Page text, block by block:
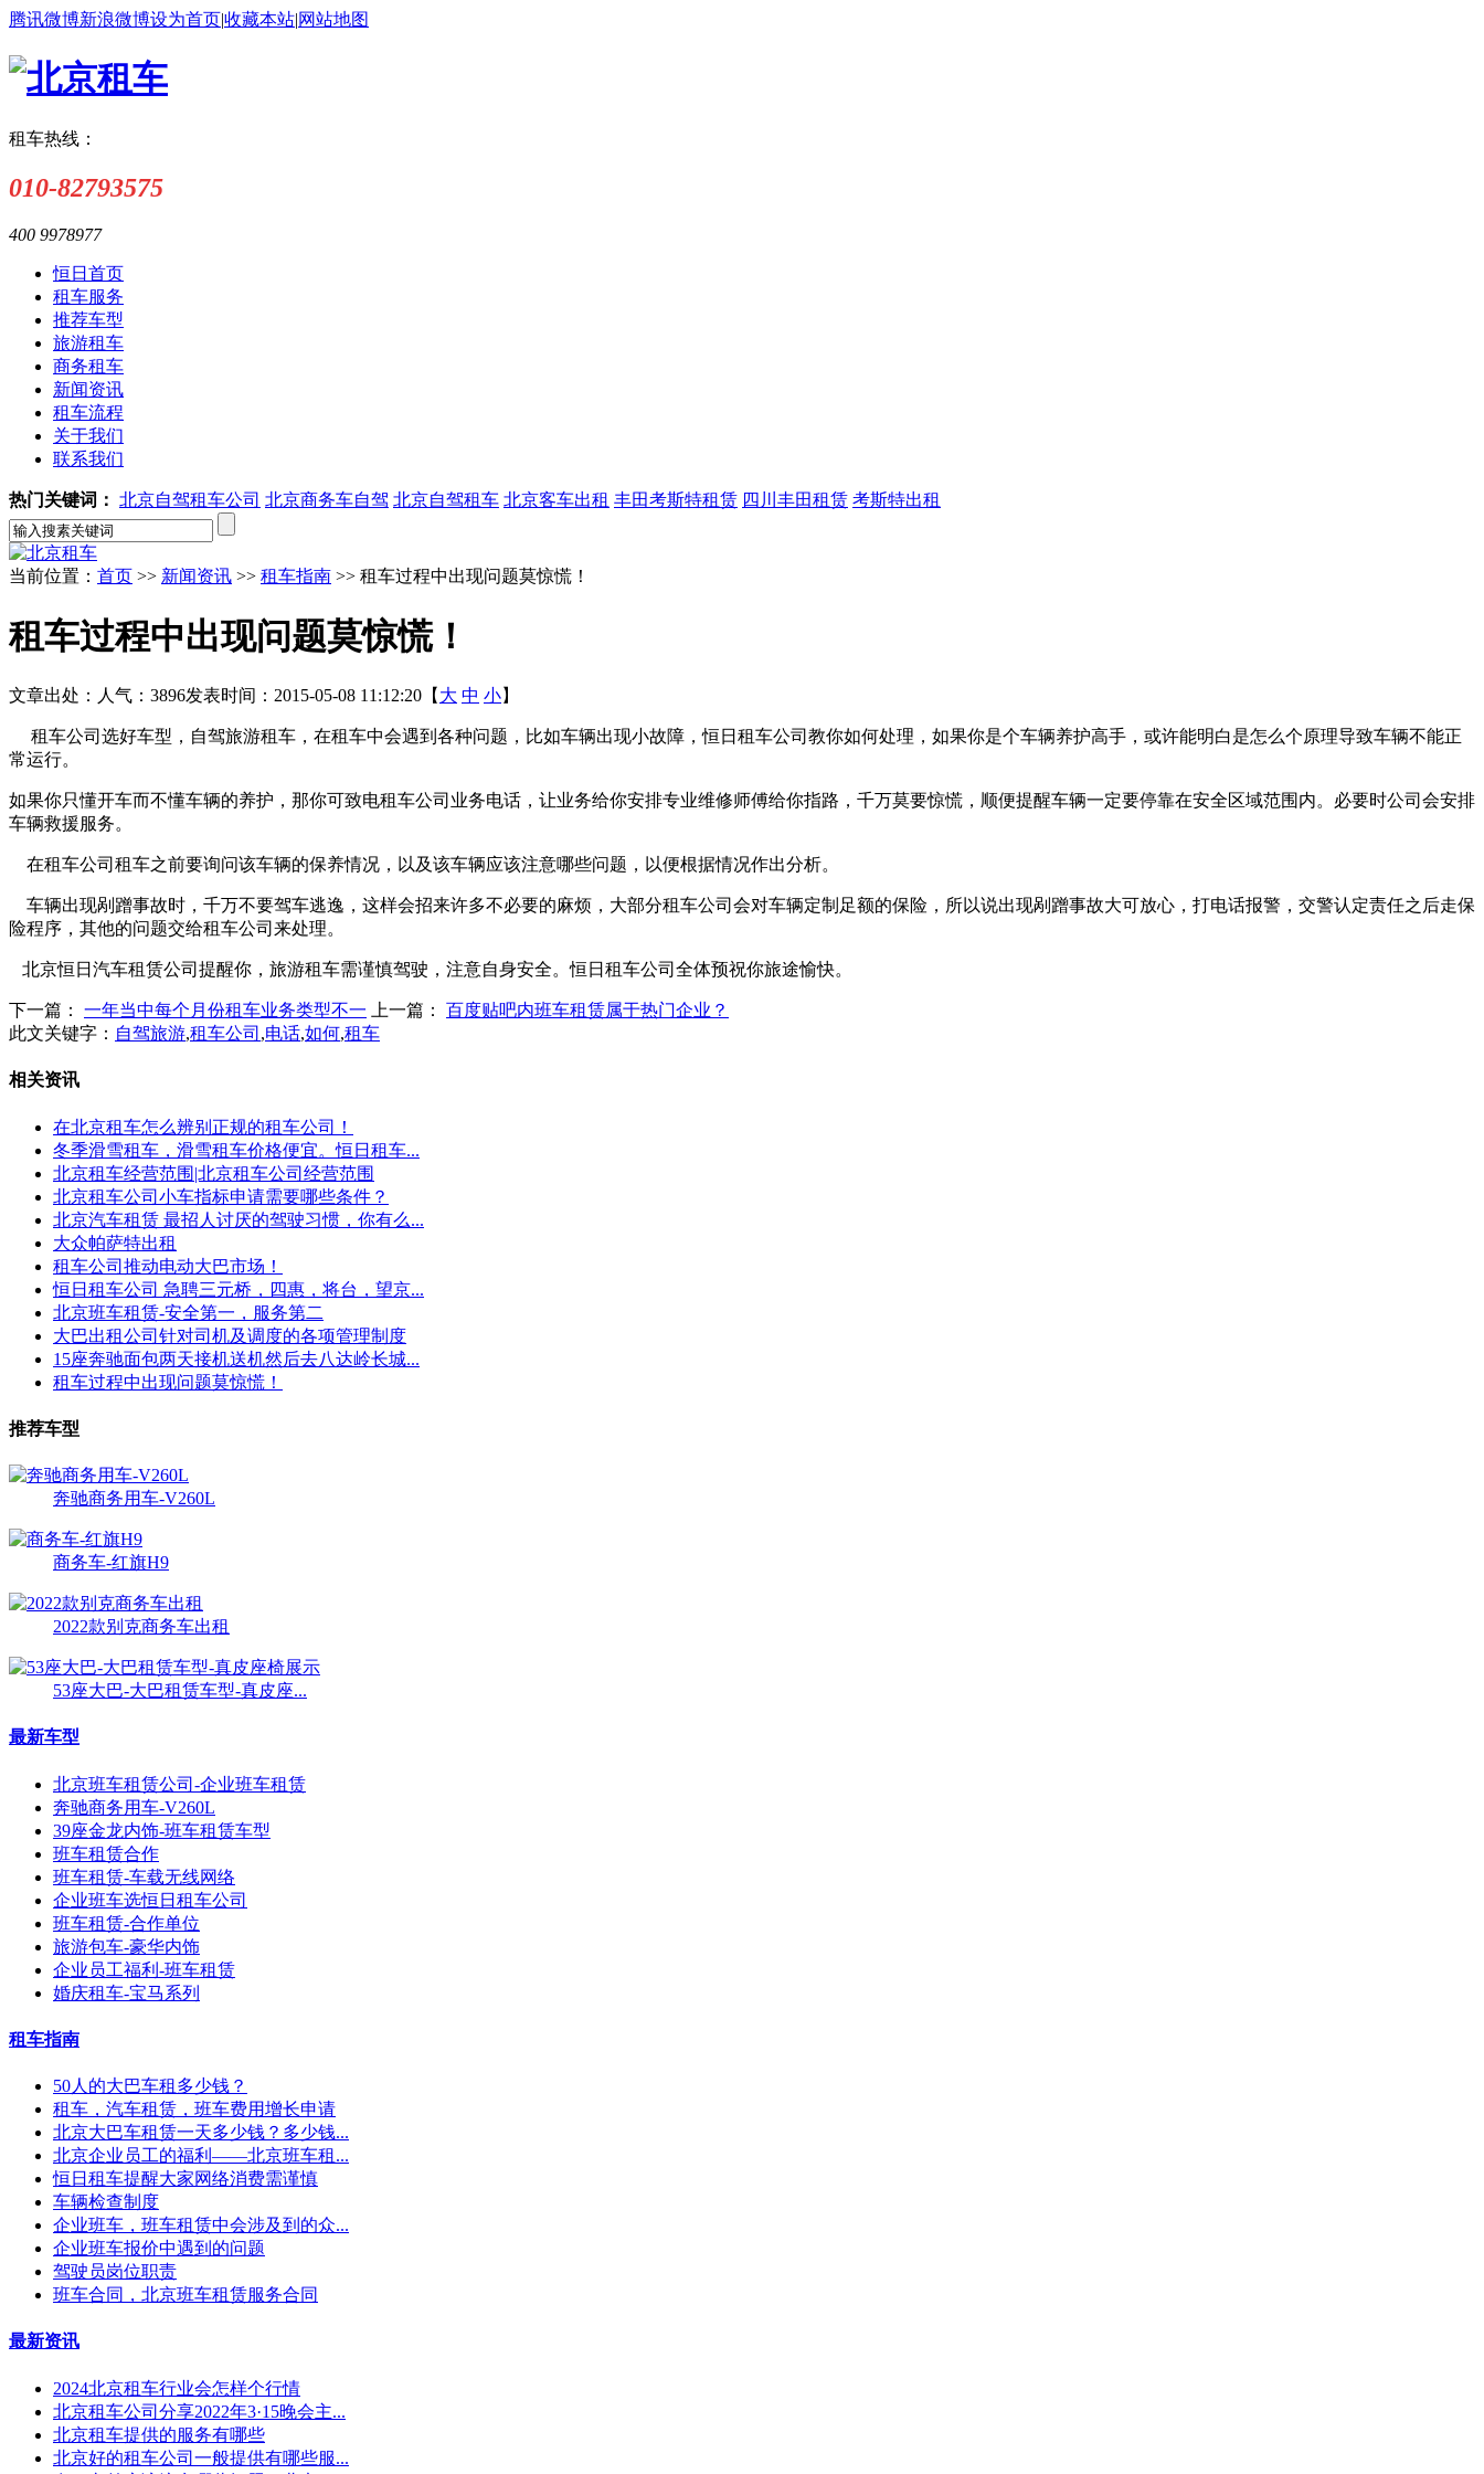
腾讯微博新浪微博设为首页|收藏本站|网站地图
租车热线：
010-82793575
400 9978977
恒日首页
租车服务
推荐车型
旅游租车
商务租车
新闻资讯
租车流程
关于我们
联系我们
热门关键词： 北京自驾租车公司 北京商务车自驾 北京自驾租车 北京客车出租 丰田考斯特租赁 四川丰田租赁 考斯特出租
当前位置： 首页 >> 新闻资讯 >> 租车指南 >> 租车过程中出现问题莫惊慌！
租车过程中出现问题莫惊慌！
文章出处： 人气：3896发表时间：2015-05-08 11:12:20【 大 中 小】
租车公司选好车型，自驾旅游租车，在租车中会遇到各种问题，比如车辆出现小故障，恒日租车公司教你如何处理，如果你是个车辆养护高手，或许能明白是怎么个原理导致车辆不能正
常运行。
如果你只懂开车而不懂车辆的养护，那你可致电租车公司业务电话，让业务给你安排专业维修师傅给你指路，千万莫要惊慌，顺便提醒车辆一定要停靠在安全区域范围内。必要时公司会安排
车辆救援服务。
在租车公司租车之前要询问该车辆的保养情况，以及该车辆应该注意哪些问题，以便根据情况作出分析。
车辆出现剐蹭事故时，千万不要驾车逃逸，这样会招来许多不必要的麻烦，大部分租车公司会对车辆定制足额的保险，所以说出现剐蹭事故大可放心，打电话报警，交警认定责任之后走保
险程序，其他的问题交给租车公司来处理。
北京恒日汽车租赁公司提醒你，旅游租车需谨慎驾驶，注意自身安全。恒日租车公司全体预祝你旅途愉快。
下一篇： 一年当中每个月份租车业务类型不一 上一篇： 百度贴吧内班车租赁属于热门企业？
此文关键字： 自驾旅游,租车公司 ,电话,如何,租车
相关资讯
在北京租车怎么辨别正规的租车公司！
冬季滑雪租车，滑雪租车价格便宜。恒日租车...
北京租车经营范围|北京租车公司经营范围
北京租车公司小车指标申请需要哪些条件？
北京汽车租赁 最招人讨厌的驾驶习惯，你有么...
大众帕萨特出租
租车公司推动电动大巴市场！
恒日租车公司 急聘三元桥，四惠，将台，望京...
北京班车租赁-安全第一，服务第二
大巴出租公司针对司机及调度的各项管理制度
15座奔驰面包两天接机送机然后去八达岭长城...
租车过程中出现问题莫惊慌！
推荐车型
奔驰商务用车-V260L
商务车-红旗H9
2022款别克商务车出租
53座大巴-大巴租赁车型-真皮座...
最新车型
北京班车租赁公司-企业班车租赁
奔驰商务用车-V260L
39座金龙内饰-班车租赁车型
班车租赁合作
班车租赁-车载无线网络
企业班车选恒日租车公司
班车租赁-合作单位
旅游包车-豪华内饰
企业员工福利-班车租赁
婚庆租车-宝马系列
租车指南
50人的大巴车租多少钱？
租车，汽车租赁，班车费用增长申请
北京大巴车租赁一天多少钱？多少钱...
北京企业员工的福利——北京班车租...
恒日租车提醒大家网络消费需谨慎
车辆检查制度
企业班车，班车租赁中会涉及到的众...
企业班车报价中遇到的问题
驾驶员岗位职责
班车合同，北京班车租赁服务合同
最新资讯
2024北京租车行业会怎样个行情
北京租车公司分享2022年3·15晚会主...
北京租车提供的服务有哪些
北京好的租车公司一般提供有哪些服...